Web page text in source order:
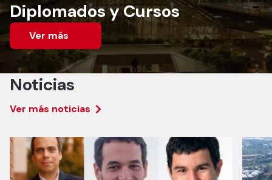
Diplomados y Cursos
Ver más
Noticias
Ver más noticias